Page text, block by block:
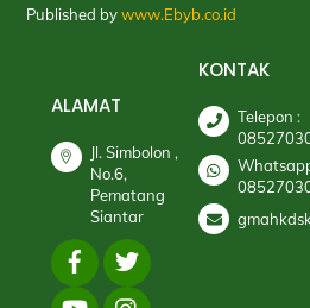
Published bywww.Ebyb.co.id
ALAMAT
Jl. Simbolon ,
No.6,
Pematang
Siantar
KONTAK
Telepon :